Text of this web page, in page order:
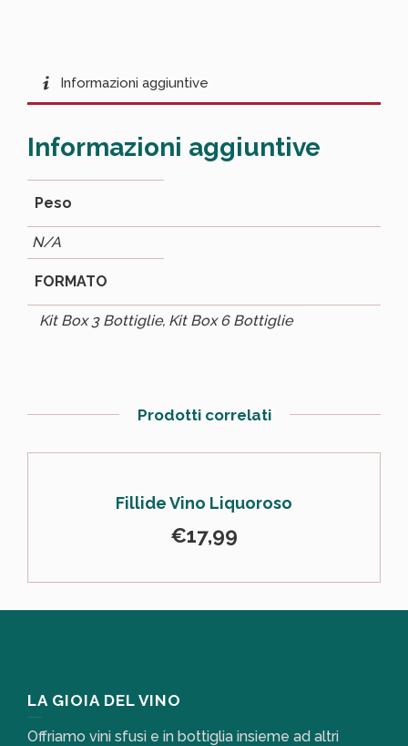
Informazioni aggiuntive
Informazioni aggiuntive
Peso
N/A
FORMATO
Kit Box 3 Bottiglie, Kit Box 6 Bottiglie
Prodotti correlati
Fillide Vino Liquoroso
€17,99
LA GIOIA DEL VINO
Offriamo vini sfusi e in bottiglia insieme ad altri